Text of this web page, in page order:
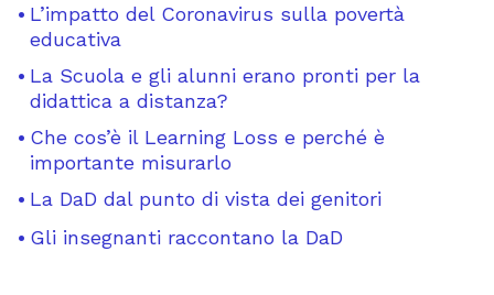
L’impatto del Coronavirus sulla povertà
educativa
La Scuola e gli alunni erano pronti per la
didattica a distanza?
Che cos’è il Learning Loss e perché è
importante misurarlo
La DaD dal punto di vista dei genitori
Gli insegnanti raccontano la DaD